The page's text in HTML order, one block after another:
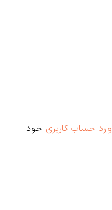
وارد حساب کاربری خود